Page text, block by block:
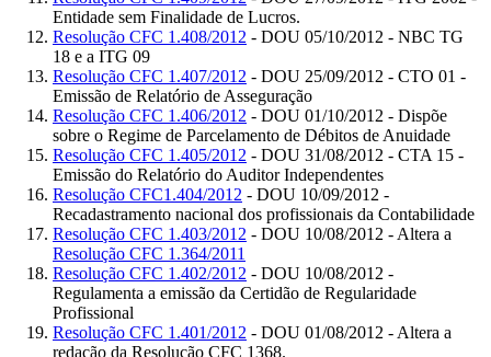
Entidade sem Finalidade de Lucros.
Resolução CFC 1.408/2012 - DOU 05/10/2012 - NBC TG
18 e a ITG 09
Resolução CFC 1.407/2012 - DOU 25/09/2012 - CTO 01 -
Emissão de Relatório de Asseguração
Resolução CFC 1.406/2012 - DOU 01/10/2012 - Dispõe
sobre o Regime de Parcelamento de Débitos de Anuidade
Resolução CFC 1.405/2012 - DOU 31/08/2012 - CTA 15 -
Emissão do Relatório do Auditor Independentes
Resolução CFC1.404/2012 - DOU 10/09/2012 -
Recadastramento nacional dos profissionais da Contabilidade
Resolução CFC 1.403/2012 - DOU 10/08/2012 - Altera a
Resolução CFC 1.364/2011
Resolução CFC 1.402/2012 - DOU 10/08/2012 -
Regulamenta a emissão da Certidão de Regularidade
Profissional
Resolução CFC 1.401/2012 - DOU 01/08/2012 - Altera a
redação da Resolução CFC 1368.